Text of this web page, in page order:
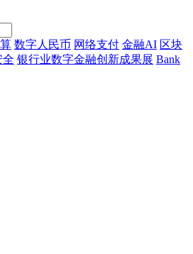
数字人民币 网络支付 金融AI 区块
全 银行业数字金融创新成果展 Bank